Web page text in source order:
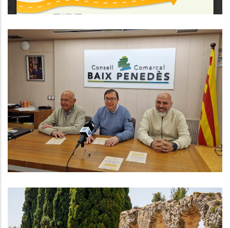
El CCBP Impulsa El Programa
Consolida’t Amb La Col·laboració
Dels Gremis De La Comarca
Ocupació P. econòmica